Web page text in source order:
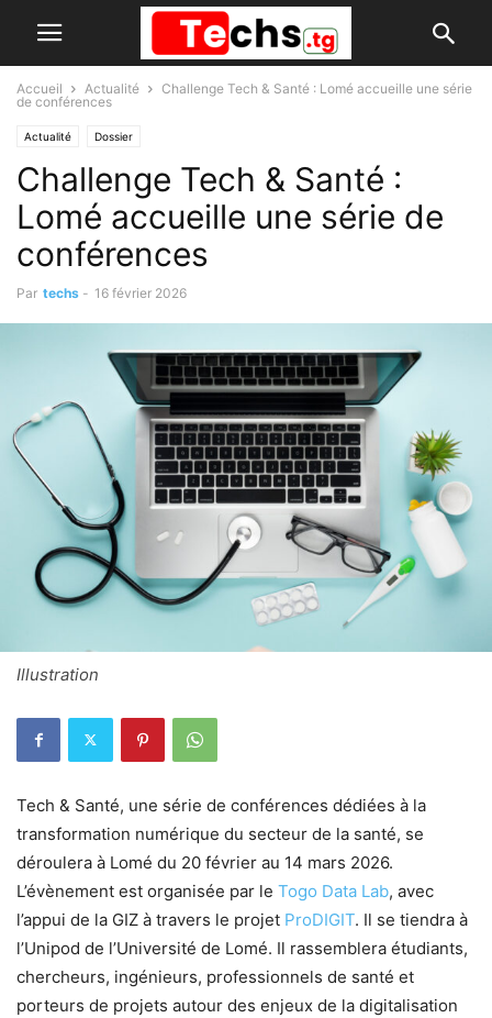
Accueil Actualité
Challenge Tech & Santé : Lomé accueille une série
de conférences
Actualité Dossier
Challenge Tech & Santé :
Lomé accueille une série de
conférences
Par techs - 16 février 2026
Illustration
Tech & Santé, une série de conférences dédiées à la
transformation numérique du secteur de la santé, se
déroulera à Lomé du 20 février au 14 mars 2026.
L’évènement est organisée par le Togo Data Lab, avec
l’appui de la GIZ à travers le projet ProDIGIT. Il se tiendra à
l’Unipod de l’Université de Lomé. Il rassemblera étudiants,
chercheurs, ingénieurs, professionnels de santé et
porteurs de projets autour des enjeux de la digitalisation